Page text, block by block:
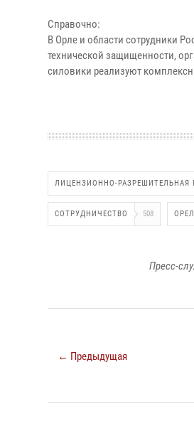
Справочно:
В Орле и области сотрудники
технической защищенности,
силовики реализуют
ЛИЦЕНЗИОННО-РАЗРЕШИТЕЛЬНАЯ
СОТРУДНИЧЕСТВО 508 ОРЕЛ
Пресс-
← Предыдущая